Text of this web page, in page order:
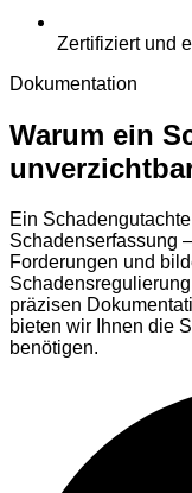
Zertifiziert und
Dokumentation
Warum ein
Ein
Schadenserfassung
Forderungen und
präzisen
bieten wir Ihnen die
benötigen.